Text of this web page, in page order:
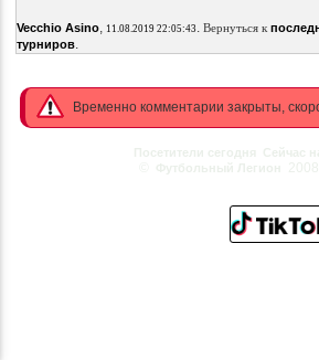
Vecchio Asino, 11.08.2019 22:05:43 . Вернуться к
турниров.
Временно комментарии закрыты,